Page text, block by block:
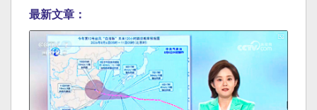
最新文章：